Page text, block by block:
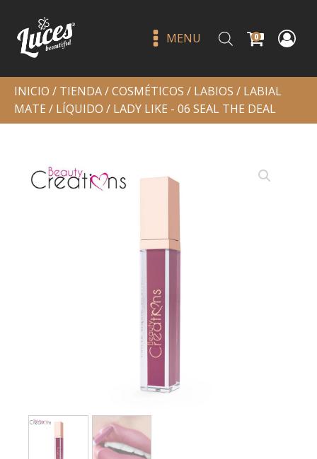
MENU 0
INICIO / TIENDA/COSMÉTICOS / LABIOS / LABIAL
MATE / LÍQUIDO / LADY LIKE - 06 SEAL THE DEAL